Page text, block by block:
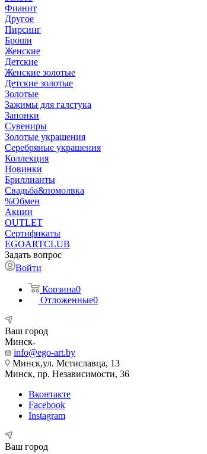
Фианит
Другое
Пирсинг
Броши
Женские
Детские
Женские золотые
Детские золотые
Золотые
Зажимы для галстука
Запонки
Сувениры
Золотые украшения
Серебряные украшения
Коллекция
Новинки
Бриллианты
Свадьба&помолвка
%Обмен
Акции
OUTLET
Сертификаты
EGOARTCLUB
Задать вопрос
Войти
Корзина0
Отложенные0
Ваш город
Минск
info@ego-art.by
Минск,ул. Мстиславца, 13
Минск, пр. Независимости, 36
Вконтакте
Facebook
Instagram
Ваш город